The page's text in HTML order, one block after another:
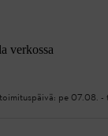
verkossa
pe 07.08. -